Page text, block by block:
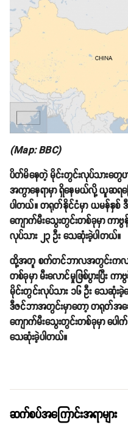
(Map: BBC)
ပိတ်မိနေတဲ့ မိုင်းတွင်းလုပ်သားတွေဟ
အကွာနေရာမှာ ရှိနေမယ်လို့ ယူဆရက
ပါတယ်။ တရုတ်နိုင်ငံမှာ ယမန်နှ
ကျောက်မီးသွေးတွင်းတစ်ခုမှာ ကာ
လုပ်သား ၂၃ ဦး သေဆုံးခဲ့ပါတယ်။
ထို့အတူ စက်တင်ဘာလအတွင်းကလည်
တစ်ခုမှာ မီးလောင်မှုဖြစ်ပွားပြီး
မိုင်းတွင်းလုပ်သား ၁၆ ဦး သေဆုံး
ဒီဇင်ဘာအတွင်းမှာတော့ တရုတ်အန
ကျောက်မီးသွေးတွင်းတစ်ခုမှာ ပေါ
သေဆုံးခဲ့ပါတယ်။
ဆက်စပ်အကြောင်းအရာများ